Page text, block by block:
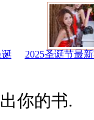
2025圣诞节最
你的书.